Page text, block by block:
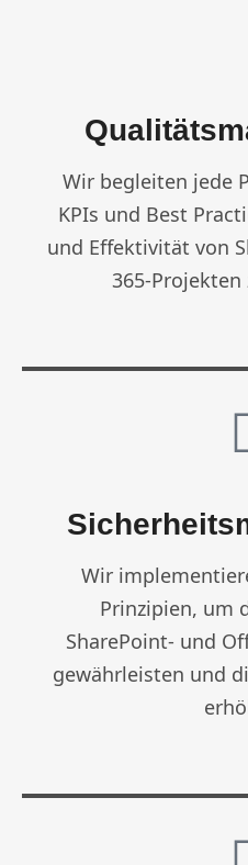
Wir begleiten jede
KPIs und Best
und Effektivität von
365-Projekten
Wir
Prinzipien, um
SharePoint- und
gewährleisten und